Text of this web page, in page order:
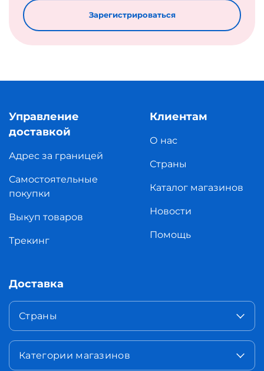
Зарегистрироваться
Управление
доставкой
Адрес за границей
Самостоятельные
покупки
Выкуп товаров
Трекинг
Клиентам
О нас
Страны
Каталог магазинов
Новости
Помощь
Доставка
Страны
Категории магазинов